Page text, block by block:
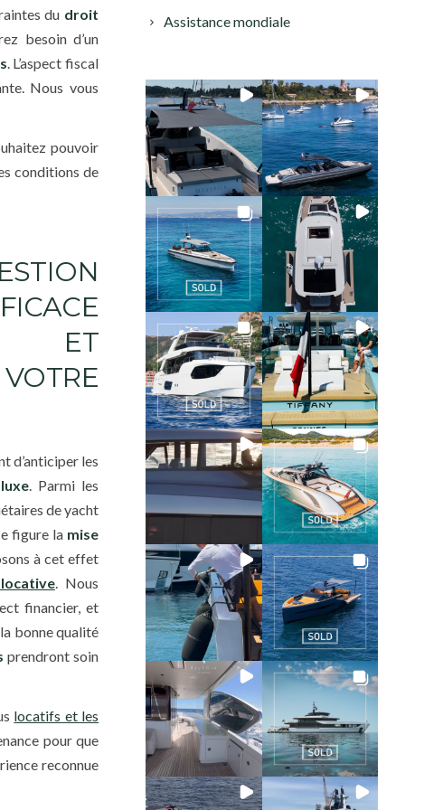
du droit
besoin d’un
. L’aspect fiscal
Nous vous
pouvoir
conditions de
ET
d’anticiper les
. Parmi les
de yacht
figure lamise
à cet effet
. Nous
financier, et
la bonne qualité
prendront soin
locatifs et les
pour que
reconnue
Assistance mondiale